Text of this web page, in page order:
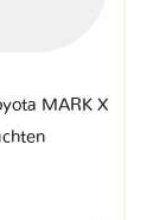
MARK X